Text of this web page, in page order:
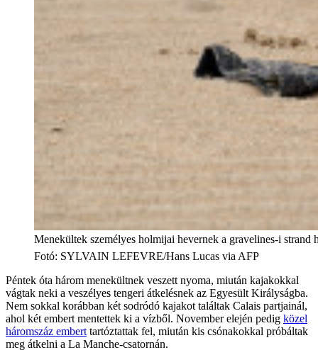
Menekültek személyes holmijai hevernek a gravelines-i
Fotó: SYLVAIN LEFEVRE/Hans Lucas via AFP
Péntek óta három menekültnek veszett nyoma, miután kajakokkal
vágtak neki a veszélyes tengeri átkelésnek az Egyesült Királyságba.
Nem sokkal korábban két sodródó kajakot találtak Calais partjainál,
ahol két embert mentettek ki a vízből. November elején pedig közel
háromszáz embert tartóztattak fel, miután kis csónakokkal próbáltak
meg átkelni a La Manche-csatornán.